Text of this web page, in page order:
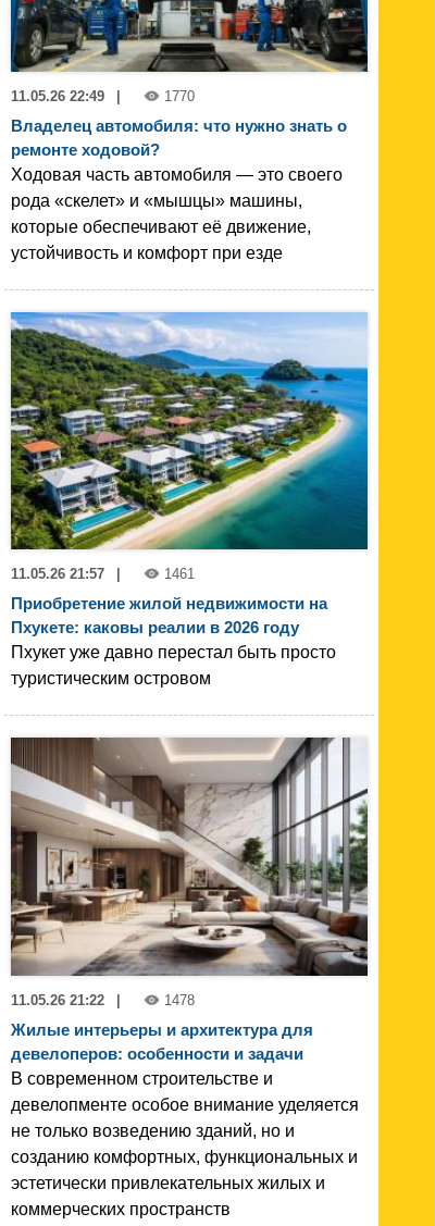
11.05.26 22:49 | 1770
Владелец автомобиля: что нужно знать о
ремонте ходовой?
Ходовая часть автомобиля — это своего
рода «скелет» и «мышцы» машины,
которые обеспечивают её движение,
устойчивость и комфорт при езде
11.05.26 21:57 1461
Приобретение жилой недвижимости на
Пхукете: каковы реалии в 2026 году
Пхукет уже давно перестал быть просто
туристическим островом
11.05.26 21:22 1478
Жилые интерьеры и архитектура для
девелоперов: особенности и задачи
В современном строительстве и
девелопменте особое внимание уделяется
не только возведению зданий, но и
созданию комфортных, функциональных и
эстетически привлекательных жилых и
коммерческих пространств